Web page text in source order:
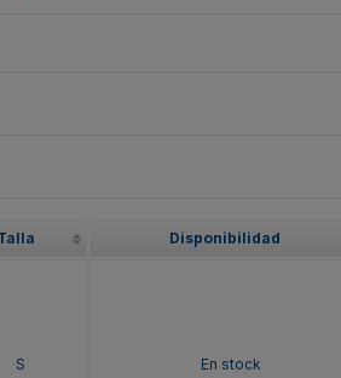
Disponibilidad
S En stock